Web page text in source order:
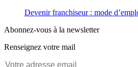
Devenir franchiseur : mode
Abonnez-vous à la newsletter
Renseignez votre mail